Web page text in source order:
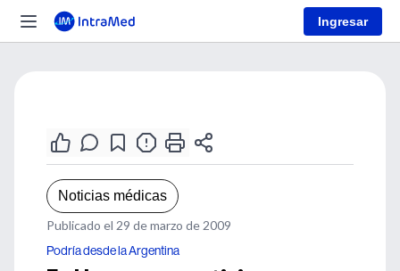
Ingresar
Noticias médicas
Publicado el 29 de marzo de 2009
Podría desde la Argentina